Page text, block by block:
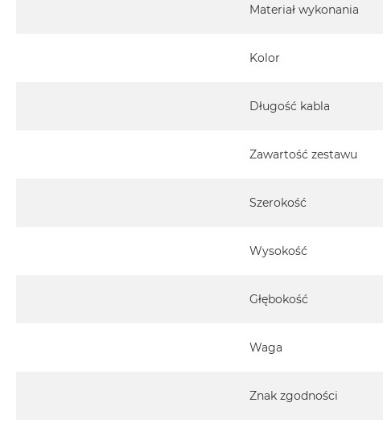
Anodowany aluminiowy korpus i głowica montażowa
Osprzęt z nierdzewnej stali pokrytej powłoką PVD
Specyfikacja ładowania bezprzewodowego
Obsługa wszystkich standardowych profili mocy
Wejście: Min. 20W (12V 1.67A) dla optymalnego
*MagSafe jest zastrzeżonym znakiem towarowym firmy Apple, Inc.
Materiał wykonania
Kolor
Długość kabla
Zawartość zestawu
Szerokość
Wysokość
Głębokość
Waga
Znak zgodności